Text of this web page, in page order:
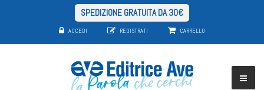
SPEDIZIONE GRATUITA DA 30€
ACCEDI REGISTRATI CARRELLO